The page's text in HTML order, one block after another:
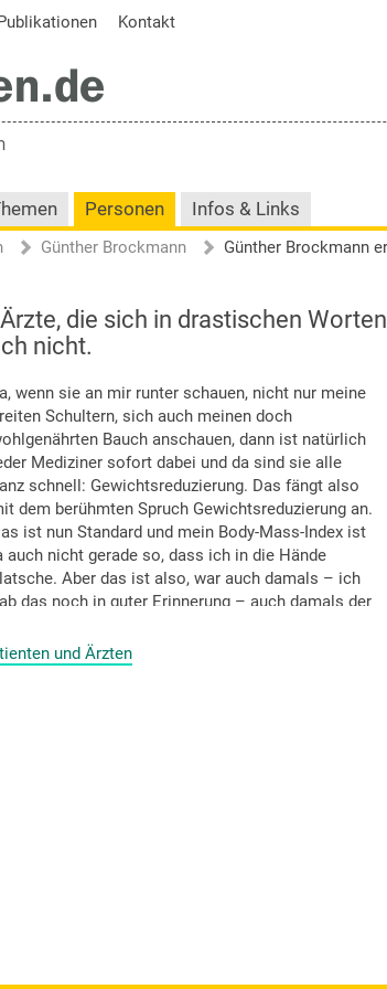
Kontakt
Personen Infos & Links
Günther Brockmann
die sich in drastischen Worten
nicht.
wenn sie an mir runter schauen, nicht nur meine
Schultern, sich auch meinen doch
Bauch anschauen, dann ist natürlich
Mediziner sofort dabei und da sind sie alle
schnell: Gewichtsreduzierung. Das fängt also
dem berühmten Spruch Gewichtsreduzierung an.
ist nun Standard und mein Body-Mass-Index ist
auch nicht gerade so, dass ich in die Hände
Aber das ist also, war auch damals – ich
das noch in guter Erinnerung – auch damals der
erreichen, gerade bei dieser
der Diabetes, wenn der Patient,
und Ärzten